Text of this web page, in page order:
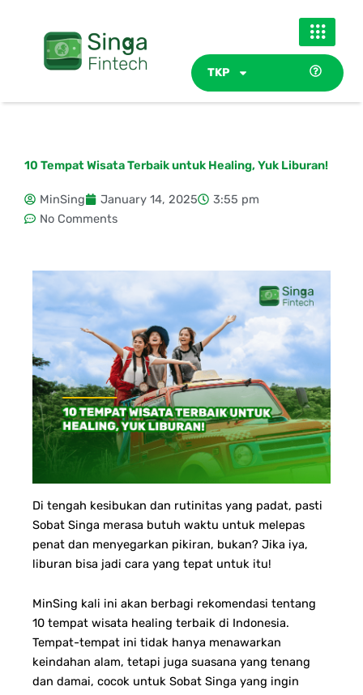
TKP
10 Tempat Wisata Terbaik untuk Healing, Yuk Liburan!
MinSing January 14, 2025
3:55 pm
No Comments
Di tengah kesibukan dan rutinitas yang padat, pasti
Sobat Singa merasa butuh waktu untuk melepas
penat dan menyegarkan pikiran, bukan? Jika iya,
liburan bisa jadi cara yang tepat untuk itu!
MinSing kali ini akan berbagi rekomendasi tentang
10 tempat wisata healing terbaik di Indonesia.
Tempat-tempat ini tidak hanya menawarkan
keindahan alam, tetapi juga suasana yang tenang
dan damai, cocok untuk Sobat Singa yang ingin